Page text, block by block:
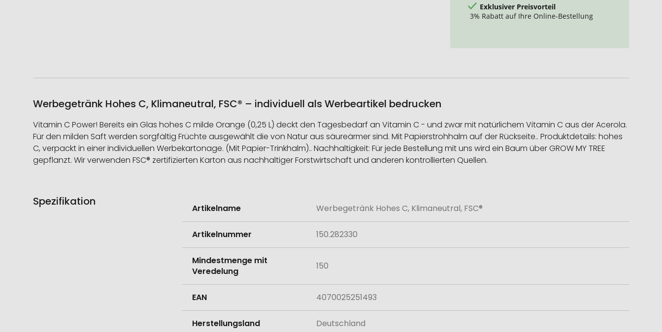
Exklusiver Preisvorteil
3% Rabatt auf Ihre Online-Bestellung
Werbegetränk Hohes C, Klimaneutral, FSC® – individuell als Werbeartikel bedrucken
Vitamin C Power! Bereits ein Glas hohes C milde Orange (0,25 L) deckt den Tagesbedarf an Vitamin C - und zwar mit natürlichem Vitamin C aus der Acerola.
Für den milden Saft werden sorgfältig Früchte ausgewählt die von Natur aus säureärmer sind. Mit Papierstrohhalm auf der Rückseite.. Produktdetails: hohes
C, verpackt in einer individuellen Werbekartonage. (Mit Papier-Trinkhalm).. Nachhaltigkeit: Für jede Bestellung mit uns wird ein Baum über GROW MY TREE
gepflanzt. Wir verwenden FSC® zertifizierten Karton aus nachhaltiger Forstwirtschaft und anderen kontrollierten Quellen.
Spezifikation
Informationen
Artikelname Werbegetränk Hohes C, Klimaneutral, FSC®
Artikelnummer 150.282330
Mindestmenge mit
Veredelung
150
EAN 4070025251493
Herstellungsland Deutschland